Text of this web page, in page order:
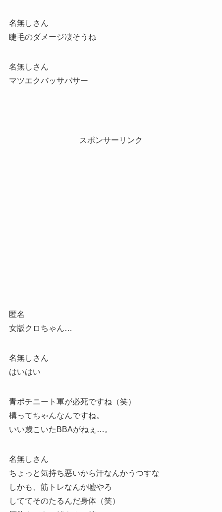
名無しさん
睫毛のダメージ凄そうね
名無しさん
マツエクバッサバサー
スポンサーリンク
匿名
女版クロちゃん…
名無しさん
はいはい
青ポチニート軍が必死ですね（笑）
構ってちゃんなんですね。
いい歳こいたBBAがねぇ…。
名無しさん
ちょっと気持ち悪いから汗なんかうつすな
しかも、筋トレなんか嘘やろ
しててそのたるんだ身体（笑）